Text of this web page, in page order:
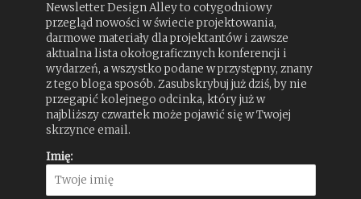
Newsletter Design Alley to cotygodniowy
przegląd nowości w świecie projektowania,
darmowe materiały dla projektantów i zawsze
aktualna lista okołograficznych konferencji i
wydarzeń, a wszystko podane w przystępny, znany
z tego bloga sposób. Zasubskrybuj już dziś, by nie
przegapić kolejnego odcinka, który już w
najbliższy czwartek może pojawić się w Twojej
skrzynce email.
Imię: